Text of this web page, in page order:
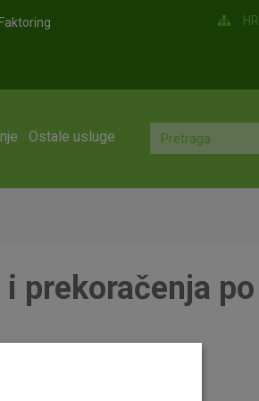
Faktoring HR
Ostale usluge
prekoračenja po